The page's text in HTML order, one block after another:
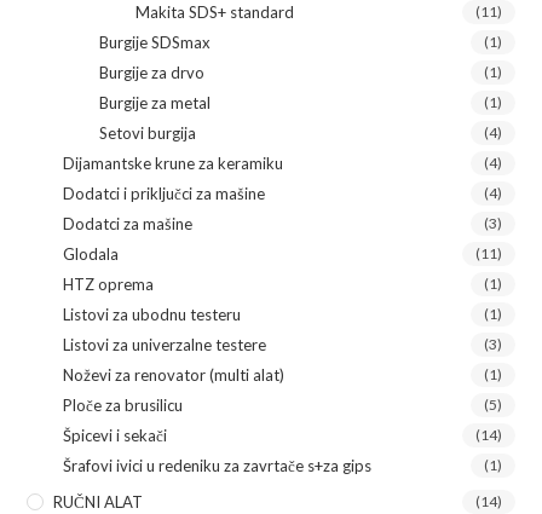
Makita SDS+ standard (11)
Burgije SDSmax (1)
Burgije za drvo (1)
Burgije za metal (1)
Setovi burgija (4)
Dijamantske krune za keramiku (4)
Dodatci i priključci za mašine (4)
Dodatci za mašine (3)
Glodala (11)
HTZ oprema (1)
Listovi za ubodnu testeru (1)
Listovi za univerzalne testere (3)
Noževi za renovator (multi alat) (1)
Ploče za brusilicu (5)
Špicevi i sekači (14)
Šrafovi ivici u redeniku za zavrtače s+za gips (1)
RUČNI ALAT (14)